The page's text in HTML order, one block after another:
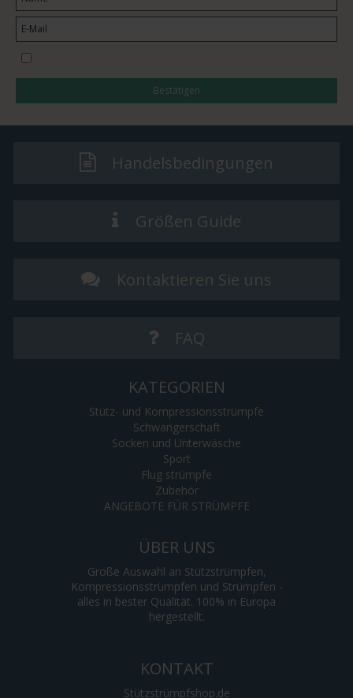
Bestätigen
Handelsbedingungen
Größen Guide
Kontaktieren Sie uns
FAQ
KATEGORIEN
Stütz- und Kompressionsstrümpfe
Schwangerschaft
Socken und Unterwäsche
Sport
Flug strümpfe
Zubehör
ANGEBOTE FÜR STRÜMPFE
ÜBER UNS
Große Auswahl an Stützstrümpfen,
Kompressionsstrümpfen und Strümpfen -
alles in bester Qualität. 100% in Europa
hergestellt.
KONTAKT
Stützstrümpfshop.de